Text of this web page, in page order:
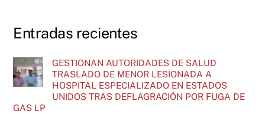
Entradas recientes
GESTIONAN AUTORIDADES DE SALUD
TRASLADO DE MENOR LESIONADA A
HOSPITAL ESPECIALIZADO EN ESTADOS
UNIDOS TRAS DEFLAGRACIÓN POR FUGA DE
GAS LP